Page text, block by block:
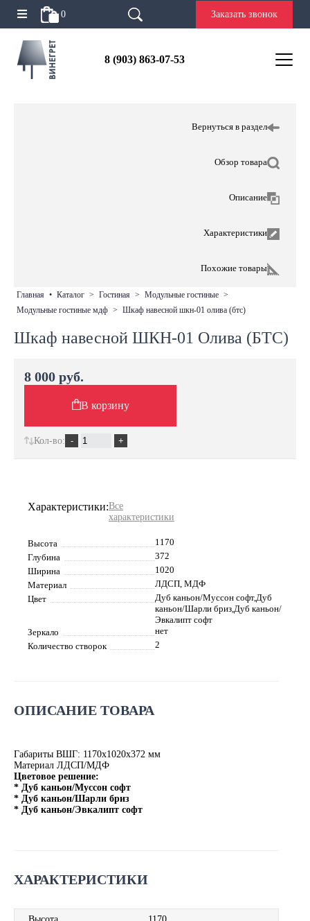
0 Заказать звонок
8 (903) 863-07-53
Вернуться в раздел
Обзор товара
Описание
Характеристики
Похожие товары
главная • каталог > гостиная > модульные гостиные >
модульные гостиные мдф > шкаф навесной шкн-01 олива (бтс)
Шкаф навесной ШКН-01 Олива (БТС)
Характеристики:Все
характеристики
Высота
1170
Глубина
372
Ширина
1020
Материал
ЛДСП, МДФ
Цвет
Дуб каньон/Муссон софт,Дуб
каньон/Шарли бриз,Дуб каньон/
Эвкалипт софт
Зеркало
нет
Количество створок
2
ОПИСАНИЕ ТОВАРА
Габариты ВШГ: 1170х1020х372 мм
Материал ЛДСП/МДФ
Цветовое решение:
* Дуб каньон/Муссон софт
* Дуб каньон/Шарли бриз
* Дуб каньон/Эвкалипт софт
ХАРАКТЕРИСТИКИ
8 000 руб.
В корзину
Кол-во: